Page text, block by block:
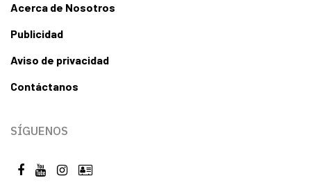
Acerca de Nosotros
Publicidad
Aviso de privacidad
Contáctanos
SÍGUENOS